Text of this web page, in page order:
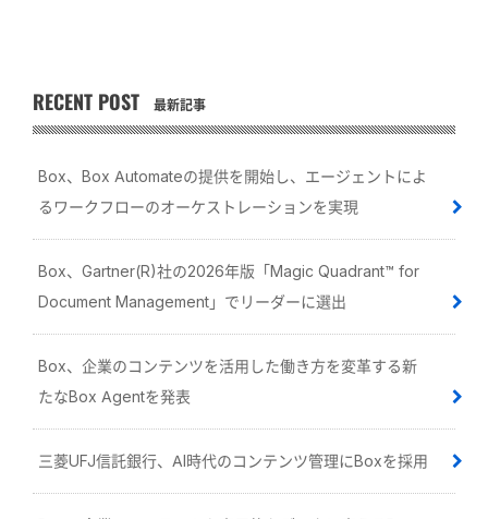
RECENT POST 最新記事
Box、Box Automateの提供を開始し、エージェントによ
るワークフローのオーケストレーションを実現
Box、Gartner(R)社の2026年版「Magic Quadrant™ for
Document Management」でリーダーに選出
Box、企業のコンテンツを活用した働き方を変革する新
たなBox Agentを発表
三菱UFJ信託銀行、AI時代のコンテンツ管理にBoxを採用